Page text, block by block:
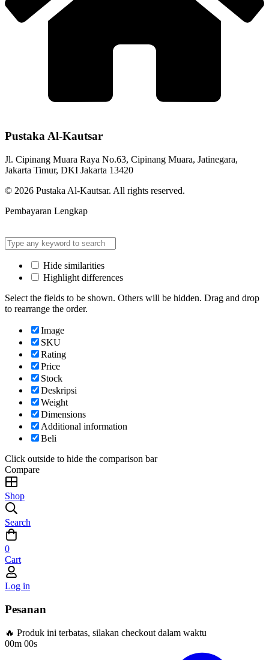
Pustaka Al-Kautsar
Jl. Cipinang Muara Raya No.63, Cipinang Muara, Jatinegara,
Jakarta Timur, DKI Jakarta 13420
© 2026 Pustaka Al-Kautsar. All rights reserved.
Pembayaran Lengkap
Hide similarities
Highlight differences
Select the fields to be shown. Others will be hidden. Drag and drop
to rearrange the order.
Image
SKU
Rating
Price
Stock
Deskripsi
Weight
Dimensions
Additional information
Beli
Click outside to hide the comparison bar
Compare
Shop
Search
0
Cart
Log in
Pesanan
🔥 Produk ini terbatas, silakan checkout dalam waktu
00m 00s